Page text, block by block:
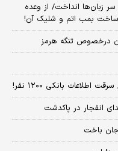
سر زبان‌ها انداخت/ از وعده
درخصوص تنگه هرمز
بانکی ۱۲۰۰ نفر!
انفجار در پاکدشت
باخت